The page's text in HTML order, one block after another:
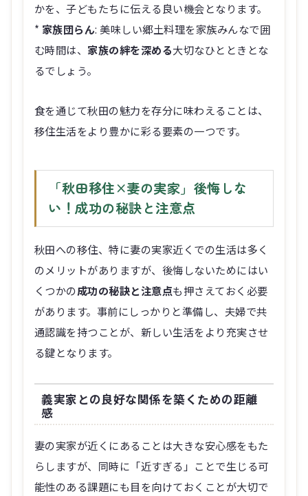
かを、子どもたちに伝える良い機会となります。
* 家族団らん: 美味しい郷土料理を家族みんなで囲
む時間は、 家族の絆を深める大切なひとときとな
るでしょう。
食を通じて秋田の魅力を存分に味わえることは、
移住生活をより豊かに彩る要素の一つです。
「秋田移住×妻の実家」後悔しな
い！成功の秘訣と注意点
秋田への移住、特に妻の実家近くでの生活は多く
のメリットがありますが、後悔しないためにはい
くつかの成功の秘訣と注意点も押さえておく必要
があります。事前にしっかりと準備し、夫婦で共
通認識を持つことが、新しい生活をより充実させ
る鍵となります。
義実家との良好な関係を築くための距離
感
妻の実家が近くにあることは大きな安心感をもた
らしますが、同時に「近すぎる」ことで生じる可
能性のある課題にも目を向けておくことが大切で